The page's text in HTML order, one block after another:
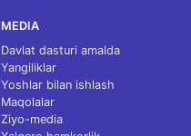
MEDIA
Davlat dasturi amalda
Yangiliklar
Yoshlar bilan ishlash
Maqolalar
Ziyo-media